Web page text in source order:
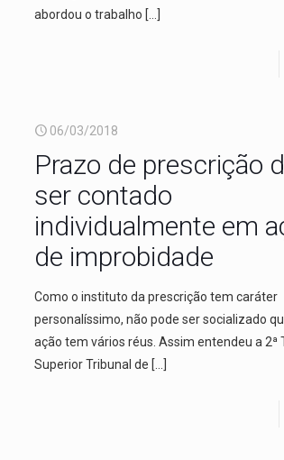
abordou o trabalho […]
06/03/2018
Prazo de prescrição
ser contado
individualmente em
de improbidade
Como o instituto da prescrição tem caráter
personalíssimo, não pode ser socializado
ação tem vários réus. Assim entendeu a 2ª
Superior Tribunal de […]